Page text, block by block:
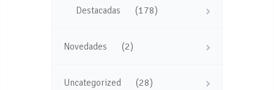
Destacadas (178)
Novedades (2)
Uncategorized (28)